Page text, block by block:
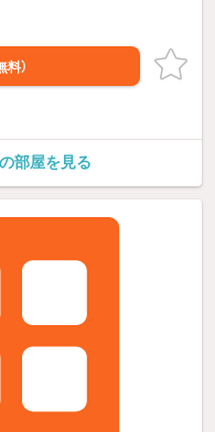
料）
部屋を見る